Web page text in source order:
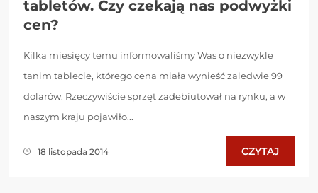
tabletów. Czy czekają nas podwyżki
cen?
Kilka miesięcy temu informowaliśmy Was o niezwykle
tanim tablecie, którego cena miała wynieść zaledwie 99
dolarów. Rzeczywiście sprzęt zadebiutował na rynku, a w
naszym kraju pojawiło...
18 listopada 2014 CZYTAJ